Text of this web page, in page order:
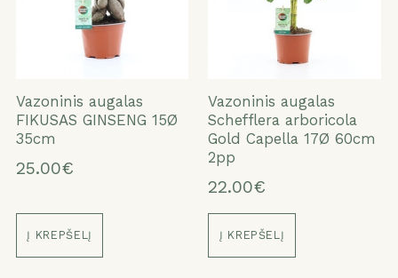
Vazoninis augalas
FIKUSAS GINSENG 15Ø
35cm
25.00€
Į KREPŠELĮ
Vazoninis augalas
Schefflera arboricola
Gold Capella 17Ø 60cm
2pp
22.00€
Į KREPŠELĮ